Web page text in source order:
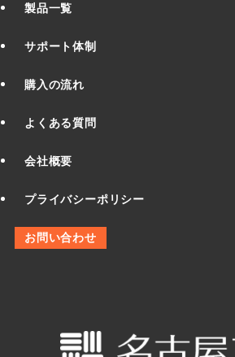
製品一覧
サポート体制
購入の流れ
よくある質問
会社概要
プライバシーポリシー
お問い合わせ